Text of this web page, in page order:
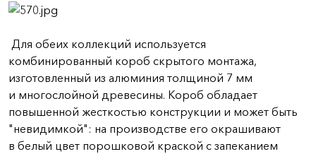
Для обеих коллекций используется
комбинированный короб скрытого монтажа,
изготовленный из алюминия толщиной 7 мм
и многослойной древесины. Короб обладает
повышенной жесткостью конструкции и может быть
"невидимкой": на производстве его окрашивают
в белый цвет порошковой краской с запеканием